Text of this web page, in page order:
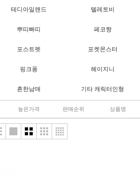
테디아일랜드 텔레토비
뿌띠빠띠 페코짱
포스트펫 포켓몬스터
핑크퐁 헤이지니
흔한남매 기타 캐릭터인형
높은가격 판매순위 상품명